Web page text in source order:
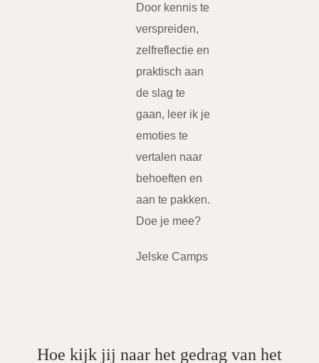
Door kennis te
verspreiden,
zelfreflectie en
praktisch aan
de slag te
gaan, leer ik je
emoties te
vertalen naar
behoeften en
aan te pakken.
Doe je mee?
Jelske Camps
Hoe kijk jij naar het gedrag van het